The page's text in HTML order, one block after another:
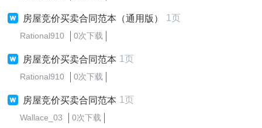
房屋竞价买卖合同范本（通用版） 1页
Rational910 0次下载
房屋竞价买卖合同范本 1页
Rational910 0次下载
房屋竞价买卖合同范本 1页
Wallace_03 0次下载